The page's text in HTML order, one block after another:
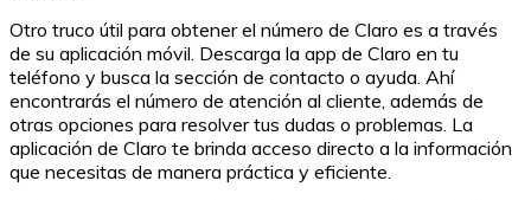
Otro truco útil para obtener el número de Claro es a través
de su aplicación móvil. Descarga la app de Claro en tu
teléfono y busca la sección de contacto o ayuda. Ahí
encontrarás el número de atención al cliente, además de
otras opciones para resolver tus dudas o problemas. La
aplicación de Claro te brinda acceso directo a la información
que necesitas de manera práctica y eficiente.